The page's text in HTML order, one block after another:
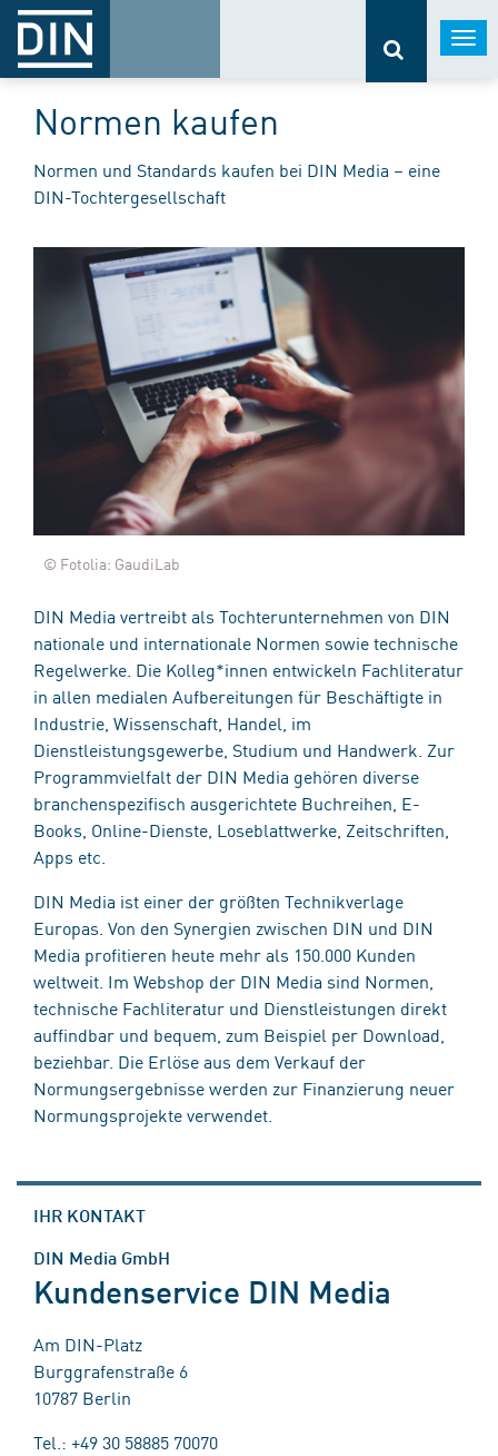
Normen kaufen
Normen und Standards kaufen bei DIN Media – eine
DIN-Tochtergesellschaft
© Fotolia: GaudiLab
DIN Media vertreibt als Tochterunternehmen von DIN
nationale und internationale Normen sowie technische
Regelwerke. Die Kolleg*innen entwickeln Fachliteratur
in allen medialen Aufbereitungen für Beschäftigte in
Industrie, Wissenschaft, Handel, im
Dienstleistungsgewerbe, Studium und Handwerk. Zur
Programmvielfalt der DIN Media gehören diverse
branchenspezifisch ausgerichtete Buchreihen, E-
Books, Online-Dienste, Loseblattwerke, Zeitschriften,
Apps etc.
DIN Media ist einer der größten Technikverlage
Europas. Von den Synergien zwischen DIN und DIN
Media profitieren heute mehr als 150.000 Kunden
weltweit. Im Webshop der DIN Media sind Normen,
technische Fachliteratur und Dienstleistungen direkt
auffindbar und bequem, zum Beispiel per Download,
beziehbar. Die Erlöse aus dem Verkauf der
Normungsergebnisse werden zur Finanzierung neuer
Normungsprojekte verwendet.
IHR KONTAKT
DIN Media GmbH
Kundenservice DIN Media
Am DIN-Platz
Burggrafenstraße 6
10787 Berlin
Tel.: +49 30 58885 70070